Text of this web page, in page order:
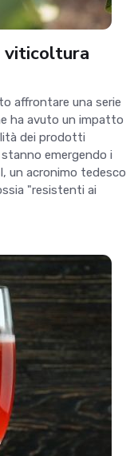
viticoltura
affrontare una serie
ha avuto un impatto
dei prodotti
emergendo i
un acronimo tedesco
"resistenti ai